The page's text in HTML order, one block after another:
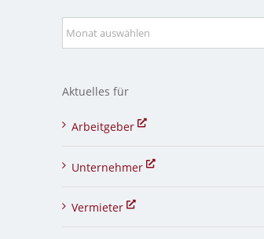
Aktuelles
aus
Aktuelles für
Arbeitgeber
Unternehmer
Vermieter